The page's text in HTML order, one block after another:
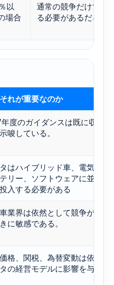
以
場合
通常の競争だけでな
る必要があるだろう
れが重要なのか
年度のガイダンスは既に収益
唆している。
タはハイブリッド車、電気自動
リー、ソフトウェアに並行し
入する必要がある
業界は依然として競争が激し
に敏感である。
格、関税、為替変動は依然と
タの経営モデルに影響を与えて